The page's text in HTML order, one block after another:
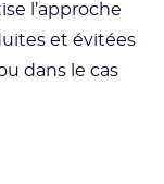
l’approche
et évitées
dans le cas